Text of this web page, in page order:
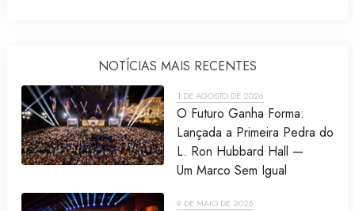
NOTÍCIAS MAIS RECENTES
1 DE AGOSTO DE 2026
O Futuro Ganha Forma:
Lançada a Primeira Pedra do
L. Ron Hubbard Hall —
Um Marco Sem Igual
9 DE MAIO DE 2026